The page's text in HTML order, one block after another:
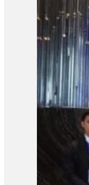
ធីលែន។ កាលពីឆ្នាំ២